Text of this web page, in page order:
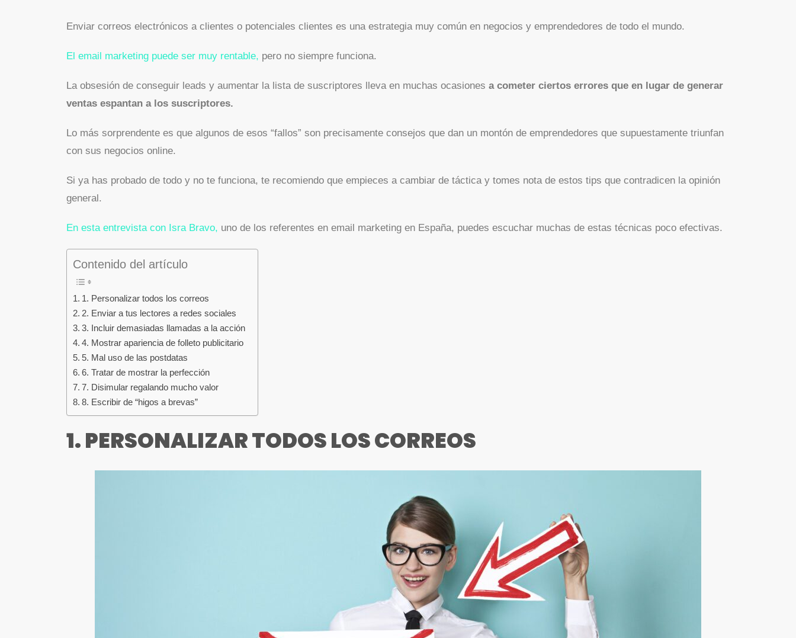
Enviar correos electrónicos a clientes o potenciales clientes es una estrategia muy común en negocios y emprendedores de todo el mundo.
El email marketing puede ser muy rentable, pero no siempre funciona.
La obsesión de conseguir leads y aumentar la lista de suscriptores lleva en muchas ocasiones a cometer ciertos errores que en lugar de generar
ventas espantan a los suscriptores.
Lo más sorprendente es que algunos de esos “fallos” son precisamente consejos que dan un montón de emprendedores que supuestamente triunfan
con sus negocios online.
Si ya has probado de todo y no te funciona, te recomiendo que empieces a cambiar de táctica y tomes nota de estos tips que contradicen la opinión
general.
En esta entrevista con Isra Bravo, uno de los referentes en email marketing en España, puedes escuchar muchas de estas técnicas poco efectivas.
Contenido del artículo
1. Personalizar todos los correos
2. Enviar a tus lectores a redes sociales
3. Incluir demasiadas llamadas a la acción
4. Mostrar apariencia de folleto publicitario
5. Mal uso de las postdatas
6. Tratar de mostrar la perfección
7. Disimular regalando mucho valor
8. Escribir de “higos a brevas”
1. PERSONALIZAR TODOS LOS CORREOS